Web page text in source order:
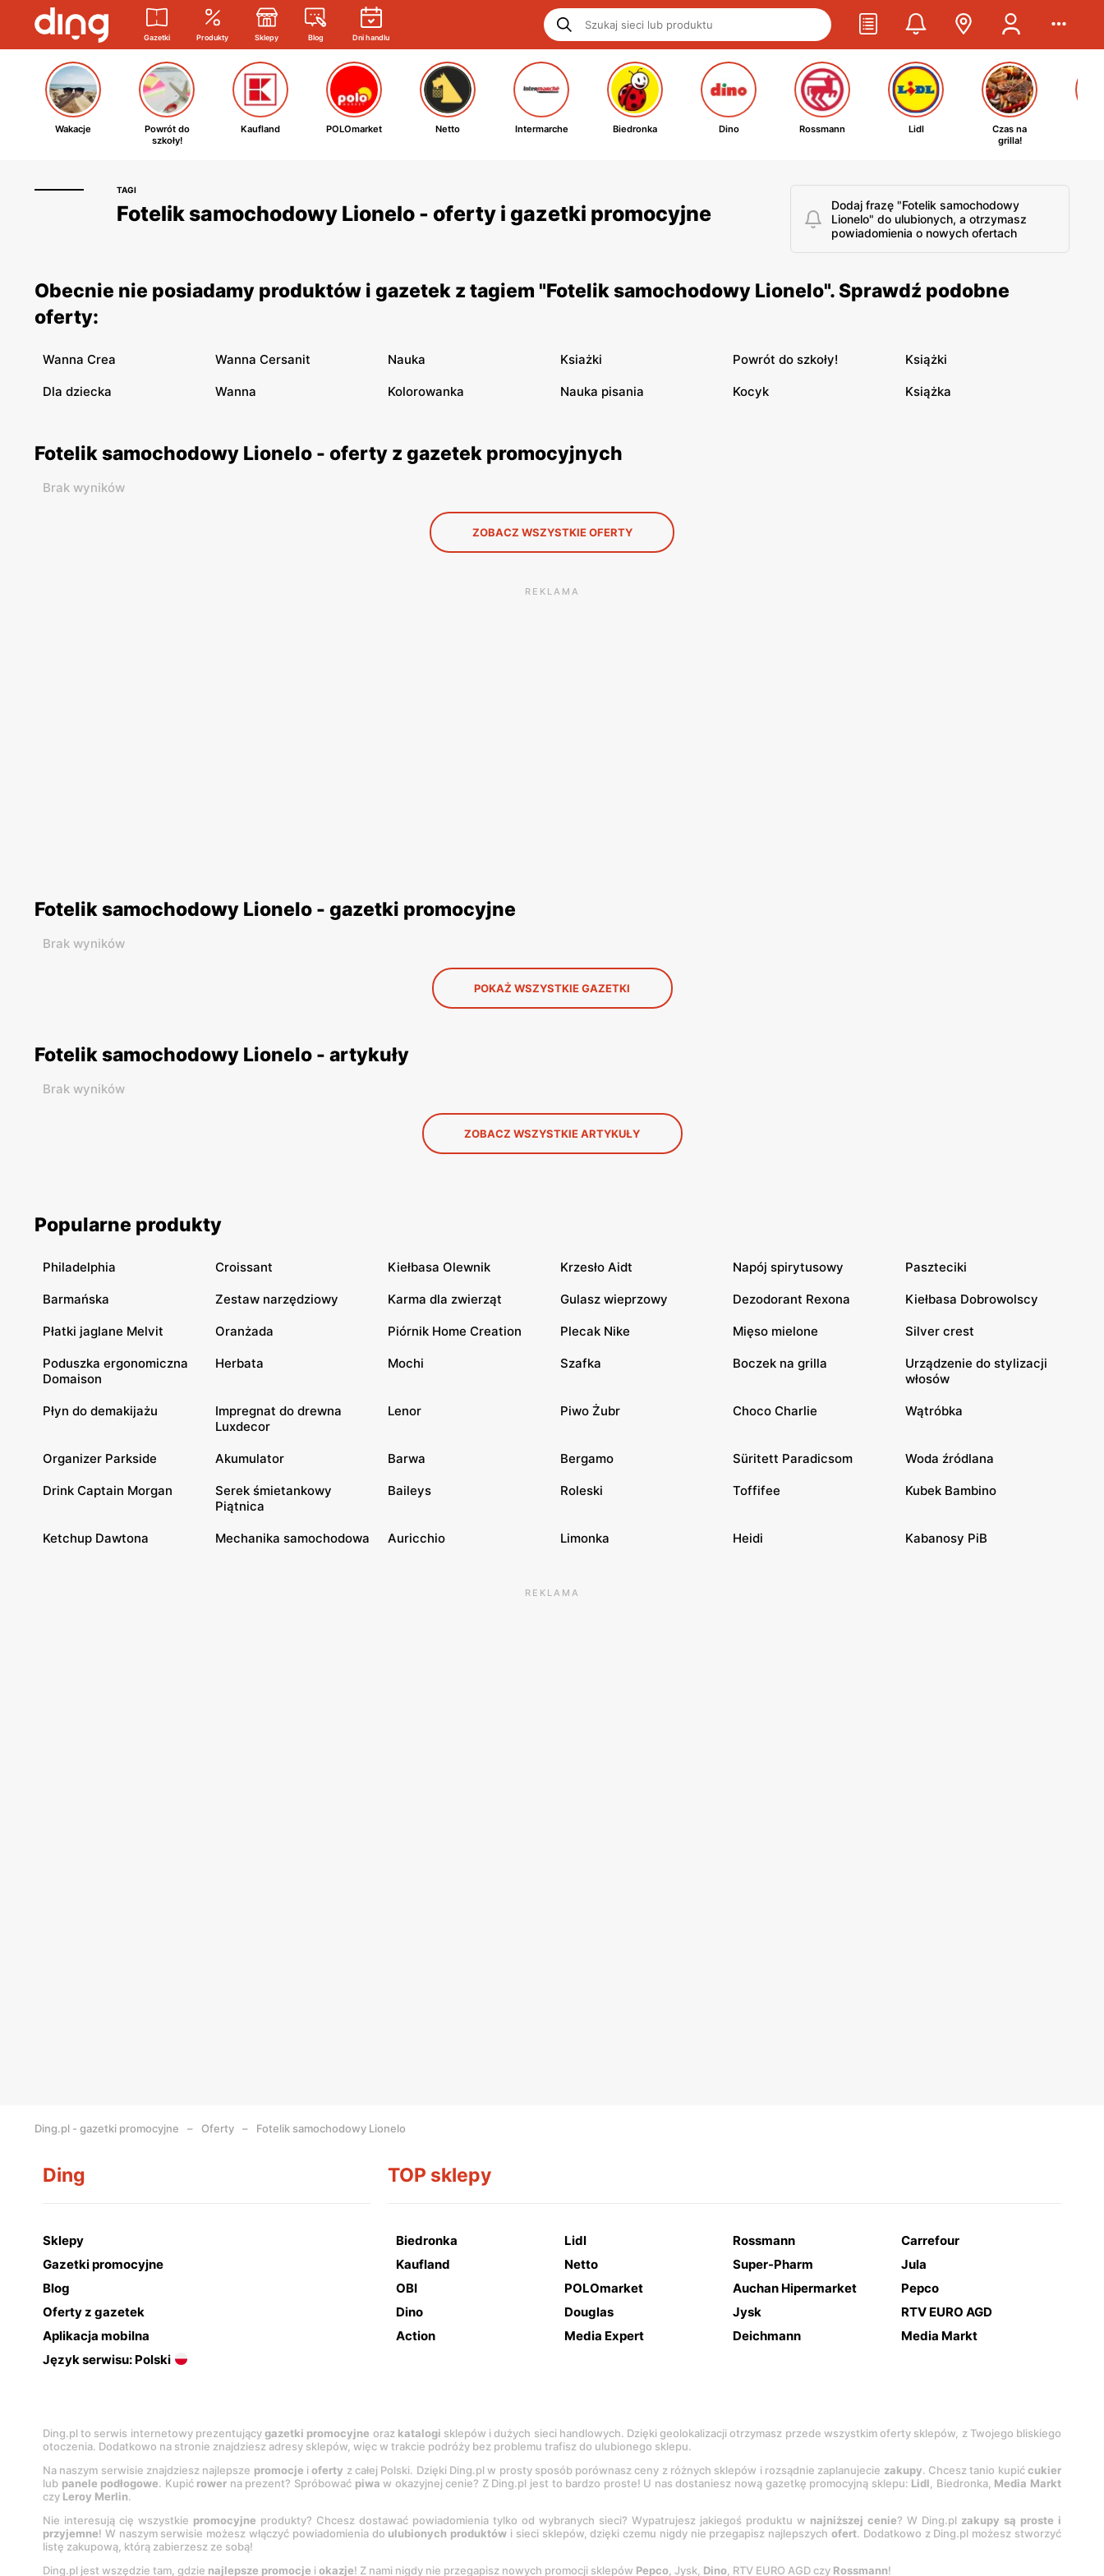
Gazetki Produkty Sklepy Blog Dni handlu
Wakacje
Powrót do
szkoły!
Kaufland POLOmarket Netto Intermarche Biedronka Dino Rossmann Lidl
Czas na
grilla!
TAGI
Fotelik samochodowy Lionelo - oferty i gazetki promocyjne
Dodaj frazę "Fotelik samochodowy
Lionelo" do ulubionych, a otrzymasz
powiadomienia o nowych ofertach
Obecnie nie posiadamy produktów i gazetek z tagiem "Fotelik samochodowy Lionelo". Sprawdź podobne
oferty:
Wanna Crea Wanna Cersanit Nauka Ksiażki Powrót do szkoły! Książki
Dla dziecka Wanna Kolorowanka Nauka pisania Kocyk Książka
Fotelik samochodowy Lionelo - oferty z gazetek promocyjnych
Brak wyników
ZOBACZ WSZYSTKIE OFERTY
REKLAMA
Fotelik samochodowy Lionelo - gazetki promocyjne
Brak wyników
POKAŻ WSZYSTKIE GAZETKI
Fotelik samochodowy Lionelo - artykuły
Brak wyników
ZOBACZ WSZYSTKIE ARTYKUŁY
Popularne produkty
Philadelphia Croissant Kiełbasa Olewnik Krzesło Aidt Napój spirytusowy Paszteciki
Barmańska Zestaw narzędziowy Karma dla zwierząt Gulasz wieprzowy Dezodorant Rexona Kiełbasa Dobrowolscy
Płatki jaglane Melvit Oranżada Piórnik Home Creation Plecak Nike Mięso mielone Silver crest
Poduszka ergonomiczna
Domaison
Herbata Mochi Szafka Boczek na grilla
Urządzenie do stylizacji
włosów
Płyn do demakijażu
Impregnat do drewna
Luxdecor
Lenor Piwo Żubr Choco Charlie Wątróbka
Organizer Parkside Akumulator Barwa Bergamo Süritett Paradicsom Woda źródlana
Drink Captain Morgan
Serek śmietankowy
Piątnica
Baileys Roleski Toffifee Kubek Bambino
Ketchup Dawtona Mechanika samochodowa Auricchio Limonka Heidi Kabanosy PiB
REKLAMA
Ding.pl - gazetki promocyjne Oferty Fotelik samochodowy Lionelo
Ding
Sklepy
Gazetki promocyjne
Blog
Oferty z gazetek
Aplikacja mobilna
Język serwisu: Polski
TOP sklepy
Biedronka Lidl Rossmann
Carrefour
Kaufland
Netto Super-Pharm
Jula
OBI
POLOmarket Auchan Hipermarket
Pepco
Dino
Douglas Jysk
RTV EURO AGD
Action
Media Expert Deichmann Media Markt
Ding.pl to serwis internetowy prezentującygazetki promocyjne oraz katalogi sklepów i dużych sieci handlowych. Dzięki geolokalizacji otrzymasz przede wszystkim oferty sklepów, z Twojego bliskiego
otoczenia. Dodatkowo na stronie znajdziesz adresy sklepów, więc w trakcie podróży bez problemu trafisz do ulubionego sklepu.
Na naszym serwisie znajdziesz najlepsze promocje ioferty z całej Polski. Dzięki Ding.pl w prosty sposób porównasz ceny z różnych sklepów i rozsądnie zaplanujecie zakupy. Chcesz tanio kupićcukier
lub panele podłogowe. Kupić rower na prezent? Spróbować piwa w okazyjnej cenie? Z Ding.pl jest to bardzo proste! U nas dostaniesz nową gazetkę promocyjną sklepu: Lidl, Biedronka, Media Markt
czy Leroy Merlin.
Nie interesują cię wszystkie promocyjne produkty? Chcesz dostawać powiadomienia tylko od wybranych sieci? Wypatrujesz jakiegoś produktu w najniższej cenie? W Ding.pl zakupy są proste i
przyjemne! W naszym serwisie możesz włączyć powiadomienia do ulubionych produktów i sieci sklepów, dzięki czemu nigdy nie przegapisz najlepszychofert. Dodatkowo z Ding.pl możesz stworzyć
listę zakupową, którą zabierzesz ze sobą!
Ding.pl jest wszędzie tam, gdzie najlepsze promocje i okazje! Z nami nigdy nie przegapisz nowych promocji sklepów Pepco, Jysk, Dino, RTV EURO AGD czy Rossmann!